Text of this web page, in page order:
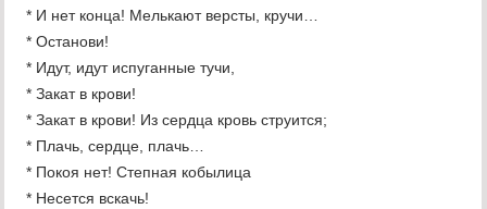
* И нет конца! Мелькают версты, кручи…
* Останови!
* Идут, идут испуганные тучи,
* Закат в крови!
* Закат в крови! Из сердца кровь струится;
* Плачь, сердце, плачь…
* Покоя нет! Степная кобылица
* Несется вскачь!